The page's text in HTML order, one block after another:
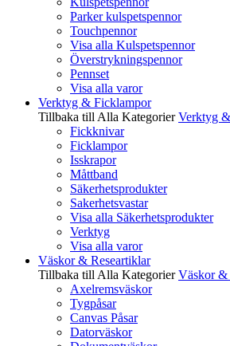
Parker kulspetspennor
Touchpennor
Visa alla Kulspetspennor
Överstrykningspennor
Pennset
Visa alla varor
Verktyg & Ficklampor
Tillbaka till Alla Kategorier Verktyg
Fickknivar
Ficklampor
Isskrapor
Måttband
Säkerhetsprodukter
Sakerhetsvastar
Visa alla Säkerhetsprodukter
Verktyg
Visa alla varor
Väskor & Researtiklar
Tillbaka till Alla Kategorier Väskor &
Axelremsväskor
Tygpåsar
Canvas Påsar
Datorväskor